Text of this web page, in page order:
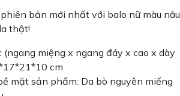
bản mới nhất với balo nữ màu nâu
thật!
(ngang miệng x ngang đáy x cao x dày
cm
mặt sản phẩm: Da bò nguyên miếng